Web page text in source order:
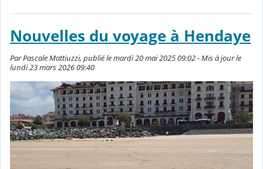
Nouvelles du voyage à Hendaye
Par Pascale Mattiuzzi, publié le mardi 20 mai 2025 09:02 - Mis à jour le
lundi 23 mars 2026 09:40